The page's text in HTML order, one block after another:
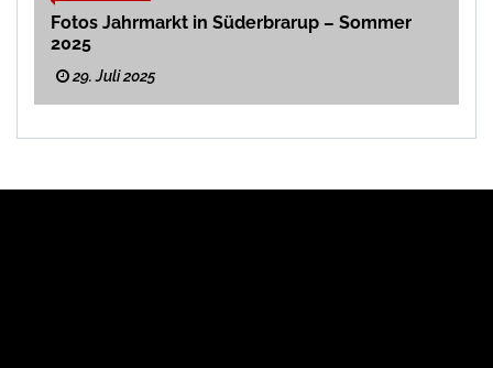
Fotos Jahrmarkt in Süderbrarup – Sommer
2025
29. Juli 2025